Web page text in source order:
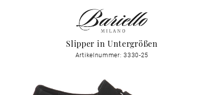
Slipper in Untergrößen
Artikelnummer: 3330-25